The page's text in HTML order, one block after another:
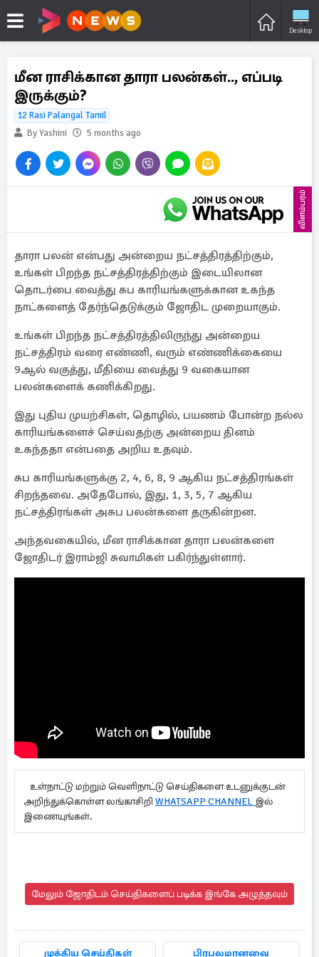
Desktop
மீன ராசிக்கான தாரா பலன்கள்.., எப்படி
இருக்கும்?
12 Rasi Palangal Tamil
By Yashini
5 months ago
விளம்பரம்
தாரா பலன் என்பது அன்றைய நட்சத்திரத்திற்கும்,
உங்கள் பிறந்த நட்சத்திரத்திற்கும் இடையிலான
தொடர்பை வைத்து சுப காரியங்களுக்கான உகந்த
நாட்களைத் தேர்ந்தெடுக்கும் ஜோதிட முறையாகும்.
உங்கள் பிறந்த நட்சத்திரத்திலிருந்து அன்றைய
நட்சத்திரம் வரை எண்ணி, வரும் எண்ணிக்கையை
9ஆல் வகுத்து, மீதியை வைத்து 9 வகையான
பலன்களைக் கணிக்கிறது.
இது புதிய முயற்சிகள், தொழில், பயணம் போன்ற நல்ல
காரியங்களைச் செய்வதற்கு அன்றைய தினம்
உகந்ததா என்பதை அறிய உதவும்.
சுப காரியங்களுக்கு 2, 4, 6, 8, 9 ஆகிய நட்சத்திரங்கள்
சிறந்தவை. அதேபோல், இது, 1, 3, 5, 7 ஆகிய
நட்சத்திரங்கள் அசுப பலன்களை தருகின்றன.
அந்தவகையில், மீன ராசிக்கான தாரா பலன்களை
ஜோதிடர் இராம்ஜி சுவாமிகள் பகிர்ந்துள்ளார்.
உள்நாட்டு மற்றும் வெளிநாட்டு செய்திகளை உடனுக்குடன்
அறிந்துக்கொள்ள லங்காசிறி WHATSAPP CHANNEL இல்
இணையுங்கள்.
மேலும் ஜோதிடம் செய்திகளைப் படிக்க இங்கே அழுத்தவும்
முக்கிய செய்திகள் பிரபலமானவை